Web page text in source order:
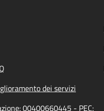
dei servizi
00400660445 - PEC: